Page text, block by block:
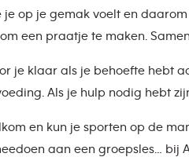
op je gemak voelt en
een praatje te maken.
je klaar als je behoefte hebt
Als je hulp nodig hebt
en kun je sporten op de
aan een groepsles… bij